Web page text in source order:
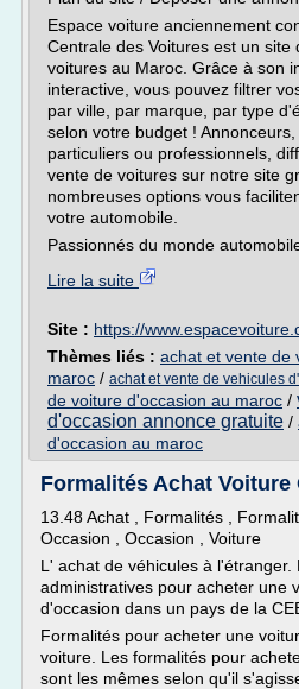
Espace voiture anciennement
Centrale des Voitures est un
voitures au Maroc. Grâce à son
interactive, vous pouvez filtrer
par ville, par marque, par type
selon votre budget !
particuliers ou professionnels,
vente de voitures sur notre site
nombreuses options vous
votre automobile.
Passionnés du monde
Lire la suite
Site : https://
Thèmes liés : achat et vente de
maroc / achat et vente de vehicules
de voiture d'occasion au maroc /
d'occasion annonce gratuite /
d'occasion au maroc
Formalités Achat Voiture
13.48 Achat , Formalités ,
Occasion , Occasion , Voiture
L' achat de véhicules à
administratives pour acheter une
d'occasion dans un pays de la
Formalités pour acheter une
voiture. Les formalités pour
sont les mêmes selon qu'il